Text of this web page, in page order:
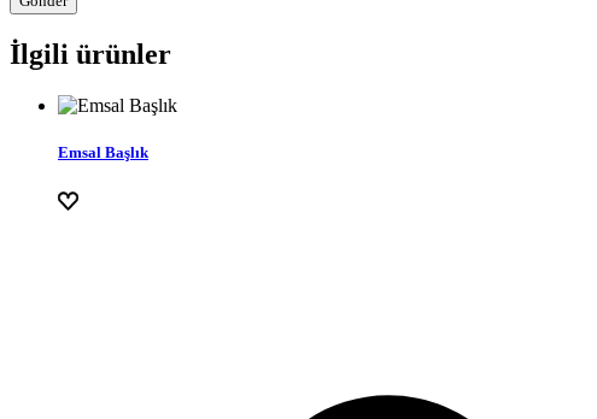
İlgili ürünler
Emsal Başlık